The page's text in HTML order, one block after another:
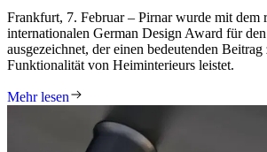
Frankfurt, 7. Februar – Pirnar wurde mit dem
internationalen German Design Award für
ausgezeichnet, der einen bedeutenden
Funktionalität von Heiminterieurs leistet.
Mehr lesen